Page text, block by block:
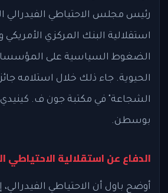
رئيس مجلس الاحتياطي الفيدرالي
استقلالية البنك المركزي الأمريكي
الضغوط السياسية على
الحيوية. جاء ذلك خلال استلامه
الشجاعة" في مكتبة جون ف. كينيدي
بوسطن.
الدفاع عن استقلالية الاحتياطي
أوضح باول أن الاحتياطي الفيدرالي،